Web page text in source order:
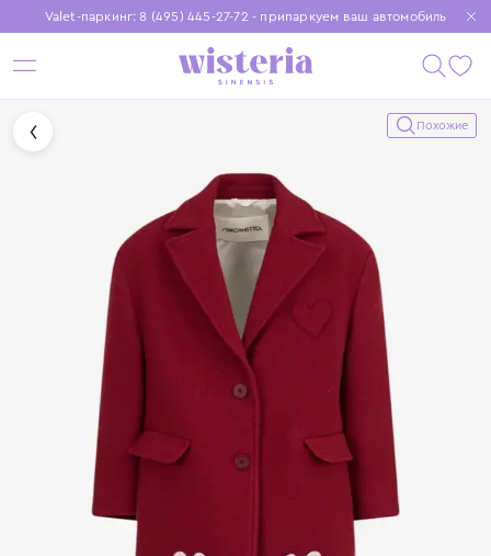
Valet-паркинг: 8 (495) 445-27-72 - припаркуем ваш автомобиль
Бесплатная доставка при заказе от 15 000 ₽
Установите приложение, чтобы покупки были еще удобнее
Похожие